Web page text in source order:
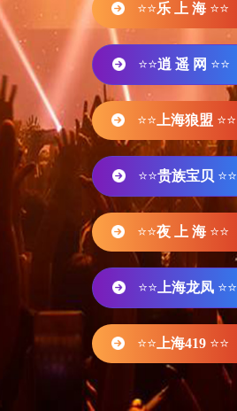
⭐⭐乐 上 海 ⭐⭐
⭐⭐逍 遥 网 ⭐⭐
⭐⭐ 上海狼盟 ⭐⭐
⭐⭐贵族宝贝 ⭐⭐
⭐⭐夜 上 海 ⭐⭐
⭐⭐ 上海龙凤 ⭐⭐
⭐⭐ 上海419 ⭐⭐